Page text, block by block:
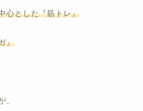
心とした『筋トレ』
』
、